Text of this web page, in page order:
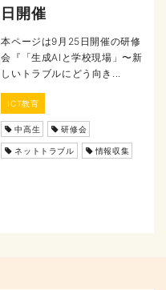
日開催
本ページは9月25日開催の研修
会『「生成AIと学校現場」〜新
しいトラブルにどう向き...
ICT教育
中高生 研修会
ネットトラブル 情報収集